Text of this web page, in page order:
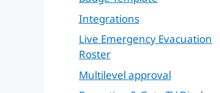
Integrations
Live Emergency Evacuation
Roster
Multilevel approval